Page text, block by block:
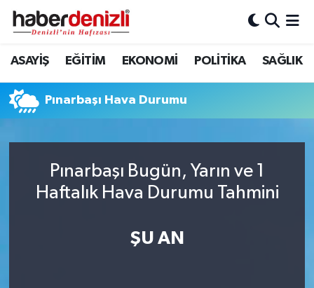
ASAYİŞ EĞİTİM EKONOMİ POLİTİKA SAĞLIK
Pınarbaşı Hava Durumu
Pınarbaşı Bugün, Yarın ve 1
Haftalık Hava Durumu Tahmini
ŞU AN
Denizli Nöbetçi Eczaneler
Tüm Manşetler
Son Dakika Haberleri